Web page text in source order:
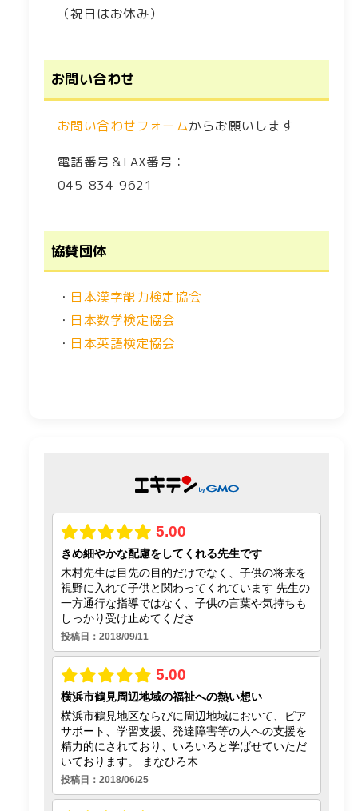
（祝日はお休み）
お問い合わせ
お問い合わせフォームからお願いします
電話番号＆FAX番号：
045-834-9621
協賛団体
・ 日本漢字能力検定協会
・ 日本数学検定協会
・ 日本英語検定協会